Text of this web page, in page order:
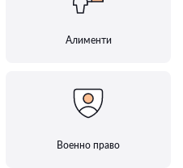
Алименти
Военно право